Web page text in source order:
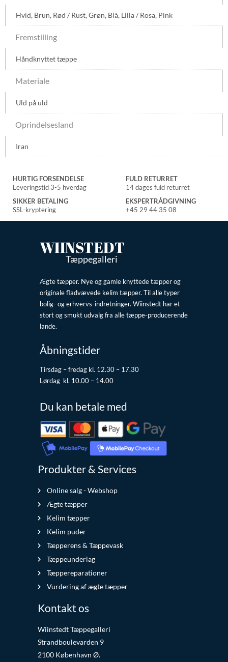
Hvid, Brun, Rød / Rust,Grøn, Blå, Lilla / Rosa, Pink
Fremstilling
Håndknyttet tæppe
Materiale
Uld på uld
Oprindelsesland
Iran
HURTIG FORSENDELSE
Leveringstid 3-5 hverdag
FULD RETURRET
14 dages fuld returret
SIKKER BETALING
SSL-kryptering
EKSPERTRÅDGIVNING
+45 29 44 35 08
WIINSTEDT
Tæppegalleri
Ægte tæpper. Nye og gamle knyttede tæpper og
originale fladvævede kelim tæpper. Til alle typer
bolig- og erhvervs-indretninger. Wiinstedt har et
stort og smukt udvalg fra alle tæppe-producerende
lande.
Åbningstider
Tirsdag – fredag kl. 12.30 – 17.30
Lørdag kl. 10.00 – 14.00
Du kan betale med
Produkter & Services
Online salg - Webshop
Ægte tæpper
Kelim tæpper
Kelim puder
Tæpperens & Tæppevask
Tæppeunderlag
Tæppereparationer
Vurdering af ægte tæpper
Kontakt os
Wiinstedt Tæppegalleri
Strandboulevarden 9
2100 København Ø.